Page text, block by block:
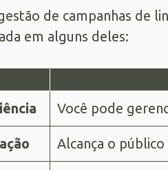
de campanhas de
em alguns deles:
Você pode
Alcança o